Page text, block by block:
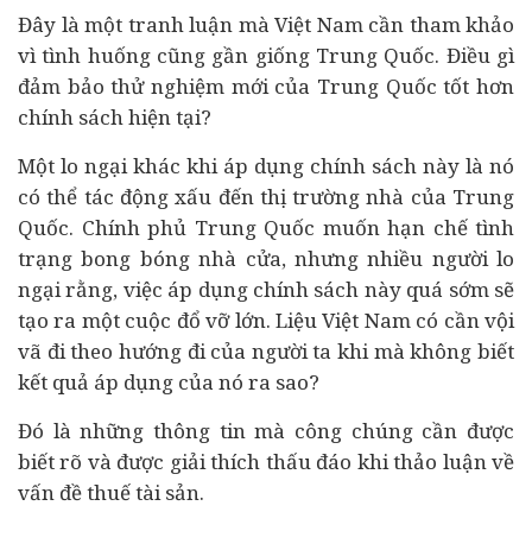
Đây là một tranh luận mà Việt Nam cần tham khảo
vì tình huống cũng gần giống Trung Quốc. Điều gì
đảm bảo thử nghiệm mới của Trung Quốc tốt hơn
chính sách hiện tại?
Một lo ngại khác khi áp dụng chính sách này là nó
có thể tác động xấu đến thị trường nhà của Trung
Quốc. Chính phủ Trung Quốc muốn hạn chế tình
trạng bong bóng nhà cửa, nhưng nhiều người lo
ngại rằng, việc áp dụng chính sách này quá sớm sẽ
tạo ra một cuộc đổ vỡ lớn. Liệu Việt Nam có cần vội
vã đi theo hướng đi của người ta khi mà không biết
kết quả áp dụng của nó ra sao?
Đó là những thông tin mà công chúng cần được
biết rõ và được giải thích thấu đáo khi thảo luận về
vấn đề thuế tài sản.